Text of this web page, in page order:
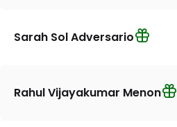
Sarah Sol Adversario
Rahul Vijayakumar Menon